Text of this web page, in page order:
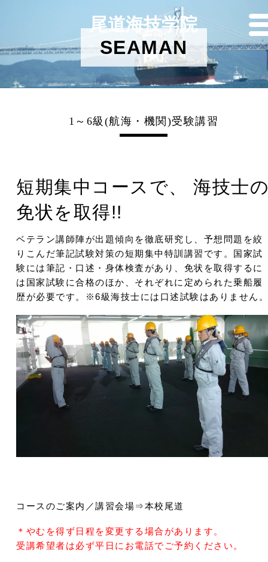
SEAMAN
1～6級(航海・機関)受験講習
短期集中コースで、 海技士
免状を取得!!
ベテラン講師陣が出題傾向を徹底研究し、予想問題を絞
りこんだ筆記試験対策の短期集中特訓講習です。国家試
験には筆記・口述・身体検査があり、免状を取得するに
は国家試験に合格のほか、それぞれに定められた乗船履
歴が必要です。※6級海技士には口述試験はありません。
コースのご案内／講習会場⇒本校尾道
＊やむを得ず日程を変更する場合があります。
受講希望者は必ず平日にお電話でご予約ください。
尾道海技学院